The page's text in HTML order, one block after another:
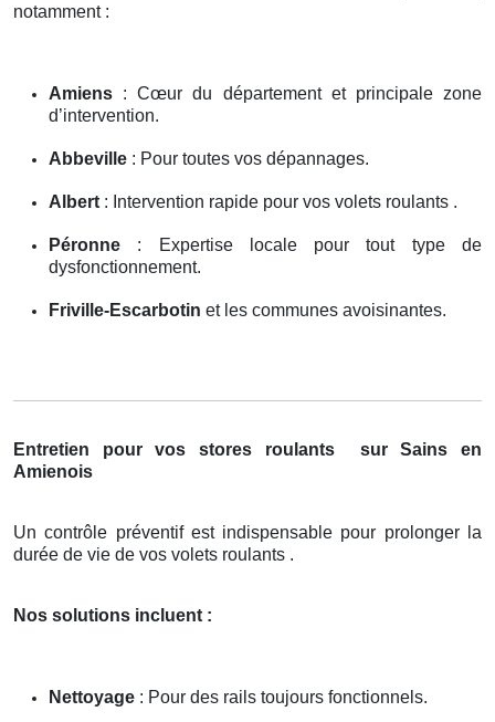
notamment :
Amiens : Cœur du département et principale zone
d’intervention.
Abbeville : Pour toutes vos dépannages.
Albert : Intervention rapide pour vos volets roulants .
Péronne : Expertise locale pour tout type de
dysfonctionnement.
Friville-Escarbotin et les communes avoisinantes.
Entretien pour vos stores roulants
sur Sains en
Amienois
Un contrôle préventif est indispensable pour prolonger la
durée de vie de vos volets roulants .
Nos solutions incluent :
Nettoyage : Pour des rails toujours fonctionnels.